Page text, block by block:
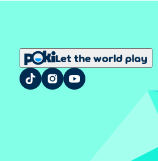
Let the world play